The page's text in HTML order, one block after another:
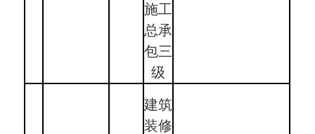
施工
总承
包三
级
建筑
装修